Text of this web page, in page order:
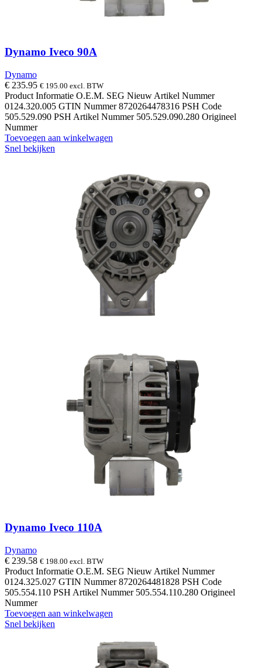
Dynamo Iveco 90A
Dynamo
€ 235.95 € 195.00 excl. BTW
Product Informatie O.E.M. SEG Nieuw Artikel Nummer
0124.320.005 GTIN Nummer 8720264478316 PSH Code
505.529.090 PSH Artikel Nummer 505.529.090.280 Origineel
Nummer
Toevoegen aan winkelwagen
Snel bekijken
Dynamo Iveco 110A
Dynamo
€ 239.58 € 198.00 excl. BTW
Product Informatie O.E.M. SEG Nieuw Artikel Nummer
0124.325.027 GTIN Nummer 8720264481828 PSH Code
505.554.110 PSH Artikel Nummer 505.554.110.280 Origineel
Nummer
Toevoegen aan winkelwagen
Snel bekijken